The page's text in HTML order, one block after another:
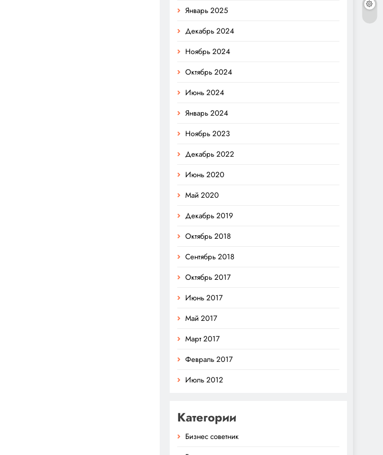
Январь 2025
Декабрь 2024
Ноябрь 2024
Октябрь 2024
Июнь 2024
Январь 2024
Ноябрь 2023
Декабрь 2022
Июнь 2020
Май 2020
Декабрь 2019
Октябрь 2018
Сентябрь 2018
Октябрь 2017
Июнь 2017
Май 2017
Март 2017
Февраль 2017
Июль 2012
Категории
Бизнес советник